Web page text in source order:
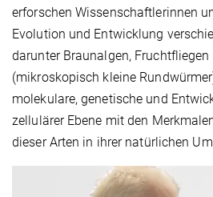
erforschen Wissenschaftlerinnen
Evolution und Entwicklung
darunter Braunalgen,
(mikroskopisch kleine
molekulare, genetische und
zellulärer Ebene mit den
dieser Arten in ihrer natürlichen